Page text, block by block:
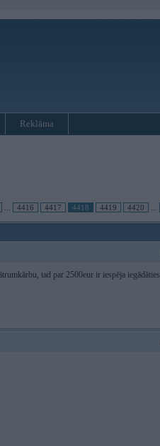
Reklāma
4416 4417 4418 4419 4420
tad par 2500eur ir iespēja iegādāties